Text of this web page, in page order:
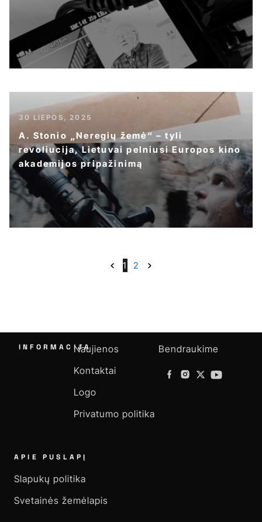
30 LIEPOS, 2025
A. Stonio „Neregių žemė“ – tyli
revoliucija, Lietuvai pelniusi Europos kino
akademijos pripažinimą
1 2
INFORMACIJANaujienos
Kontaktai
Logo
Privatumo politika
Bendraukime
APIE PUSLAPĮ
Slapukų politika
Svetainės žemėlapis